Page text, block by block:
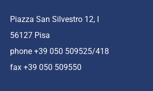
Piazza San Silvestro 12, I
56127 Pisa
phone +39 050 509525/418
fax +39 050 509550